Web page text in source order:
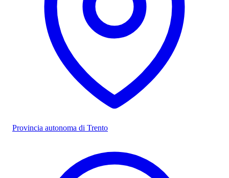
Provincia autonoma di Trento